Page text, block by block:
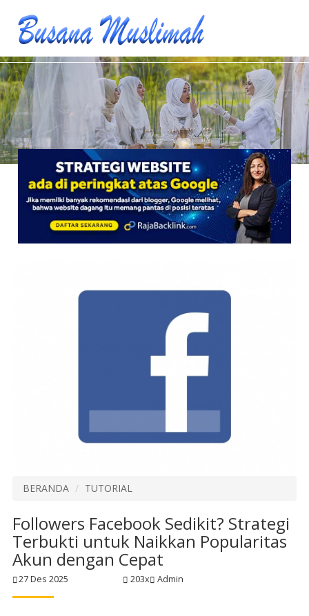
BERANDA TUTORIAL
Followers Facebook Sedikit? Strategi
Terbukti untuk Naikkan Popularitas
Akun dengan Cepat
27 Des 2025 203x Admin